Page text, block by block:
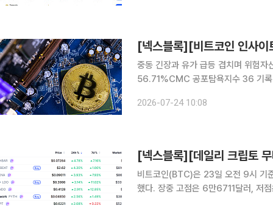
중동 긴장과 유가 급등 겹치며 위험
56.71%CMC 공포탐욕지수 36 기록…6만4000달
중동 긴장 고조와 국제유가 급등, 금
2026-07-24 10:08
비트코인(BTC)은 23일 오전 9시
했다. 장중 고점은 6만6711달러, 저